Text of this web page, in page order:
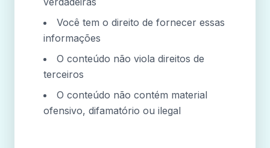
Você tem o direito de fornecer essas
informações
O conteúdo não viola direitos de
terceiros
O conteúdo não contém material
ofensivo, difamatório ou ilegal